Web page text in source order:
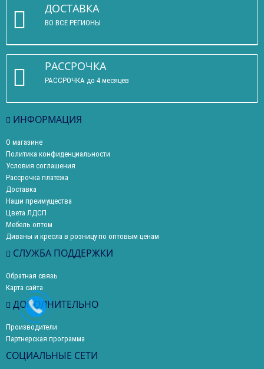
ДОСТАВКА
ВО ВСЕ РЕГИОНЫ
РАССРОЧКА
РАССРОЧКА до 4 месяцев
ИНФОРМАЦИЯ
О магазине
Политика конфиденциальности
Условия соглашения
Рассрочка платежа
Доставка
Наши преимущества
Цвета ЛДСП
Мебель оптом
Диваны и кресла в розницу по оптовым ценам
СЛУЖБА ПОДДЕРЖКИ
Обратная связь
Карта сайта
ДОПОЛНИТЕЛЬНО
Производители
Партнерская программа
СОЦИАЛЬНЫЕ СЕТИ